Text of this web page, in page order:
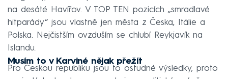
na desáté Havířov. V TOP TEN pozicích „smradlavé
hitparády“ jsou vlastně jen města z Česka, Itálie a
Polska. Nejčistším ovzduším se chlubí Reykjavík na
Islandu.
Musím to v Karviné nějak přežít
Pro Českou republiku jsou to ostudné výsledky, proto